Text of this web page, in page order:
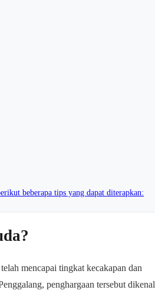
beberapa tips yang dapat diterapkan:
mencapai tingkat kecakapan dan
penghargaan tersebut dikenal